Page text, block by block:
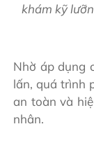
khám kỹ
Nhờ áp dụng
lấn, quá trình
an toàn và
nhân.